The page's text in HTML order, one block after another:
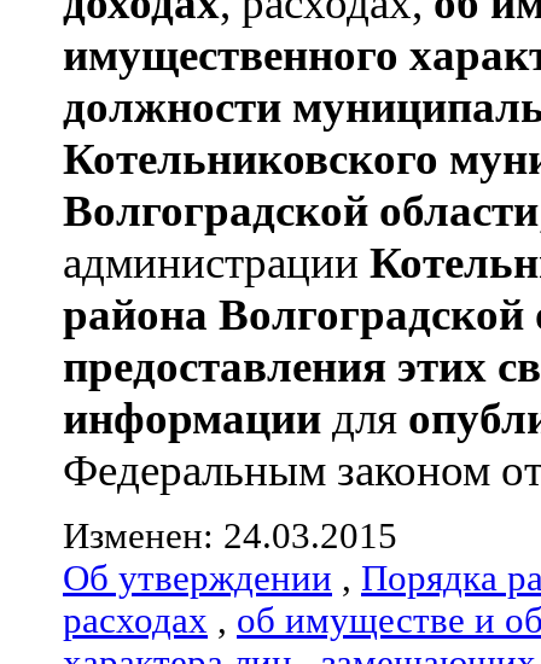
имущественного
должности
Котельниковского
Волгоградской области
администрации
района Волгоградской
предоставления этих
информации для
Федеральным законом
Изменен: 24.03.2015
Об утверждении , Порядка
расходах , об имуществе и